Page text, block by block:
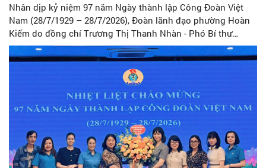
Nhân dịp kỷ niệm 97 năm Ngày thành lập Công Đoàn Việt
Nam (28/7/1929 – 28/7/2026), Đoàn lãnh đạo phường Hoàn
Kiếm do đồng chí Trương Thị Thanh Nhàn - Phó Bí thư
Thường trực Đảng ủy - Chủ tịch HĐND phường làm trưởng
đoàn, tham gia đoàn có đồng chí Trịnh Hoàng Tùng – Phó
Bí thư Đảng uỷ, Chủ tịch UBND phường và các đồng chí đại
diện lãnh đạo các phòng, ban, đơn vị phường Hoàn Kiếm đã
tới thăm, chúc mừng Liên đoàn Lao động Thành phố Hà Nội
và Công đoàn phường Hoàn Kiếm.